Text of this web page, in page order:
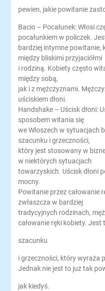
pewien, jakie powitanie
Bacio – Pocałunek: Włosi
pocałunkiem w policzek.
bardziej intymne powitanie,
między bliskimi przyjaciółmi
i rodziną. Kobiety często
między sobą,
jak i z mężczyznami.
uściskiem dłoni.
Handshake – Uścisk dłoni:
sposobem witania się
we Włoszech w sytuacjach
szacunku i grzeczności,
który jest stosowany w
w niektórych sytuacjach
towarzyskich. Uścisk dłoni
mocny.
Powitanie przez całowanie
zwłaszcza w bardziej
tradycyjnych rodzinach,
całowanie ręki kobiety. Jest
szacunku
i grzeczności, który wyraża
Jednak nie jest to już tak
jak kiedyś.